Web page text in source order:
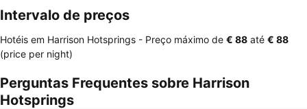
Intervalo de preços
Hotéis em Harrison Hotsprings - Preço máximo de ‎€ 88 até ‎€ 88
(price per night)
Perguntas Frequentes sobre Harrison
Hotsprings